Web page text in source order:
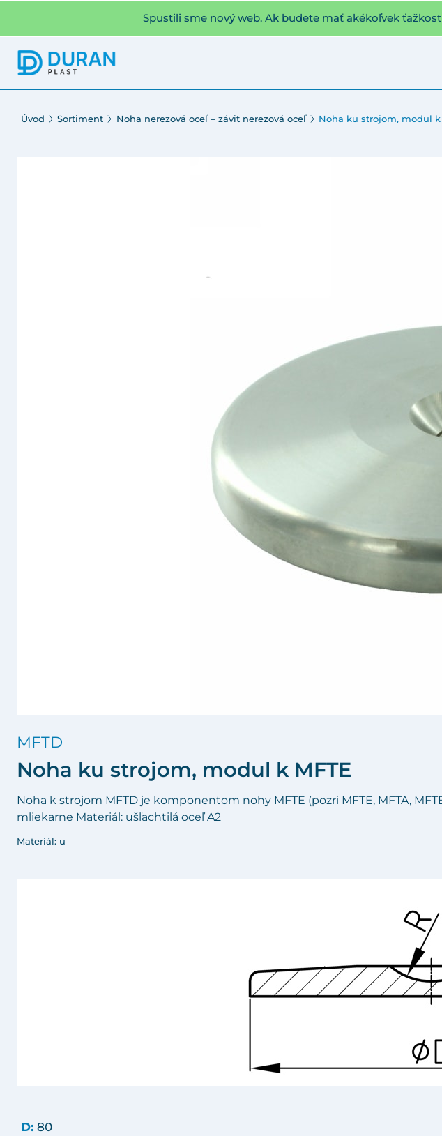
Spustili sme nový web. Ak budete mať akékoľvek
Úvod Sortiment Noha nerezová oceľ – závit nerezová oceľ Noha ku strojom, modul k
MFTD
Noha ku strojom, modul k MFTE
Noha k strojom MFTD je komponentom nohy MFTE (pozri MFTE, MFTA,
mliekarne Materiál: ušľachtilá oceľ A2
Materiál: u
D: 80